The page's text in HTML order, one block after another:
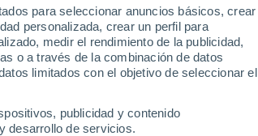
para seleccionar anuncios básicos, crear
personalizada, crear un perfil para
medir el rendimiento de la publicidad,
o a través de la combinación de datos
limitados con el objetivo de seleccionar el
publicidad y contenido
desarrollo de servicios.
37°
39°
28°
Ciudad
Obregon